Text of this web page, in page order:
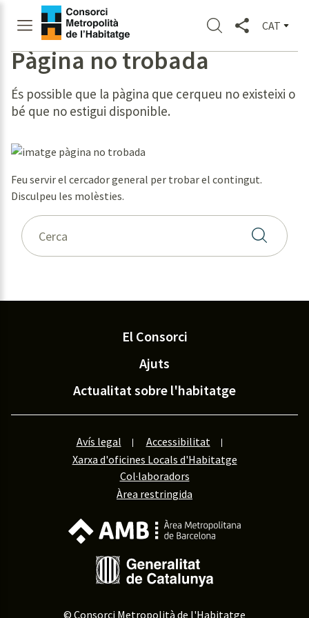
CAT
Pàgina no trobada
És possible que la pàgina que cerqueu no existeixi o
bé que no estigui disponible.
Feu servir el cercador general per trobar el contingut.
Disculpeu les molèsties.
El Consorci
Ajuts
Actualitat sobre l'habitatge
Avís legal
Accessibilitat
Xarxa d'oficines Locals d'Habitatge
Col·laboradors
Àrea restringida
© Consorci Metropolità de l'Habitatge